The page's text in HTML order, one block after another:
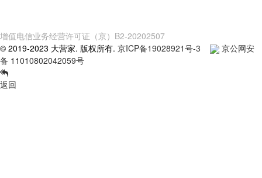
增值电信业务经营许可证（京）B2-20202507
© 2019-2023 大营家. 版权所有. 京ICP备19028921号-3
京公网安
备 11010802042059号
返回